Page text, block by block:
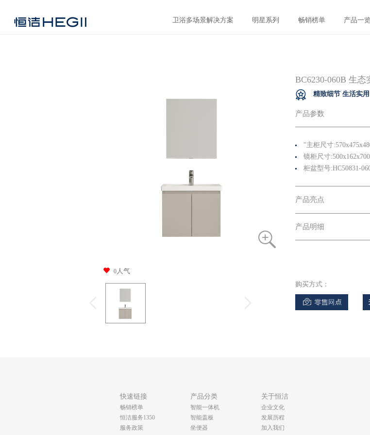
卫浴多场景解决方案 明星系列 畅销榜单 产品一
0人气
BC6230-060B 生态
精致细节 生活实
产品参数
"主柜尺寸
镜柜尺寸
柜盆型号:HC50831-
产品亮点
产品明细
购买方式：
快速链接
畅销榜单
恒洁服务1350
服务政策
产品分类
智能一体机
智能盖板
坐便器
关于恒洁
企业文化
发展历程
加入我们